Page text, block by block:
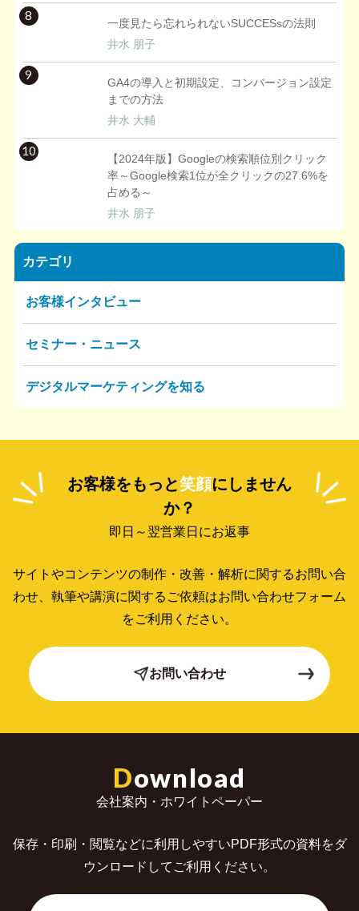
8
一度見たら忘れられないSUCCESsの法則
井水 朋子
9
GA4の導入と初期設定、コンバージョン設定
までの方法
井水 大輔
10
【2024年版】Googleの検索順位別クリック
率～Google検索1位が全クリックの27.6%を
占める～
井水 朋子
カテゴリ
お客様インタビュー
セミナー・ニュース
デジタルマーケティングを知る
お客様をもっと笑顔にしません
か？
即日～翌営業日にお返事
サイトやコンテンツの制作・改善・解析に関するお問い合
わせ、 執筆や講演に関するご依頼はお問い合わせフォーム
をご利用ください。
お問い合わせ
Download
会社案内・ホワイトペーパー
保存・印刷・閲覧などに利用しやすいPDF形式の資料をダ
ウンロードしてご利用ください。